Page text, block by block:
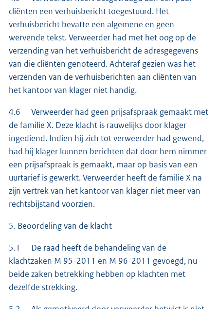
cliënten een verhuisbericht toegestuurd. Het
verhuisbericht bevatte een algemene en geen
wervende tekst. Verweerder had met het oog op de
verzending van het verhuisbericht de adresgegevens
van die cliënten genoteerd. Achteraf gezien was het
verzenden van de verhuisberichten aan cliënten van
het kantoor van klager niet handig.
4.6 Verweerder had geen prijsafspraak gemaakt met
de familie X. Deze klacht is rauwelijks door klager
ingediend. Indien hij zich tot verweerder had gewend,
had hij klager kunnen berichten dat door hem nimmer
een prijsafspraak is gemaakt, maar op basis van een
uurtarief is gewerkt. Verweerder heeft de familie X na
zijn vertrek van het kantoor van klager niet meer van
rechtsbijstand voorzien.
5. Beoordeling van de klacht
5.1 De raad heeft de behandeling van de
klachtzaken M 95-2011 en M 96-2011 gevoegd, nu
beide zaken betrekking hebben op klachten met
dezelfde strekking.